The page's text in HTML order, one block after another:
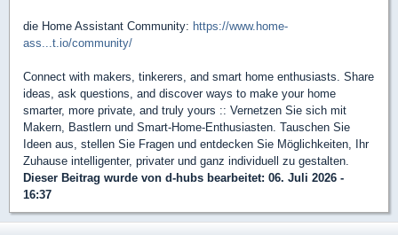
die Home Assistant Community: https://www.home-
ass...t.io/community/
Connect with makers, tinkerers, and smart home enthusiasts. Share
ideas, ask questions, and discover ways to make your home
smarter, more private, and truly yours :: Vernetzen Sie sich mit
Makern, Bastlern und Smart-Home-Enthusiasten. Tauschen Sie
Ideen aus, stellen Sie Fragen und entdecken Sie Möglichkeiten, Ihr
Zuhause intelligenter, privater und ganz individuell zu gestalten.
Dieser Beitrag wurde von d-hubs bearbeitet: 06. Juli 2026 -
16:37